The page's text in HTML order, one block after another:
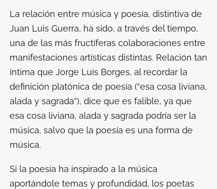
La relación entre música y poesía, distintiva de
Juan Luis Guerra, ha sido, a través del tiempo,
una de las más fructíferas colaboraciones entre
manifestaciones artísticas distintas. Relación tan
íntima que Jorge Luis Borges, al recordar la
definición platónica de poesía (“esa cosa liviana,
alada y sagrada”), dice que es falible, ya que
esa cosa liviana, alada y sagrada podría ser la
música, salvo que la poesía es una forma de
música.
Si la poesía ha inspirado a la música
aportándole temas y profundidad, los poetas